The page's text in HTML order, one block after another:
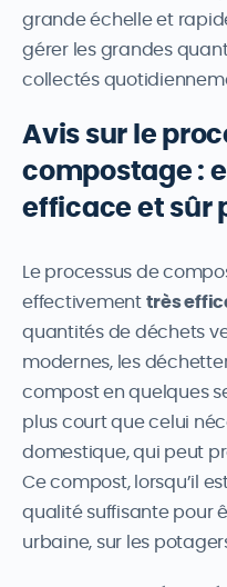
grande échelle et
gérer les grandes
collectés
Avis sur le
compostage :
efficace et sûr
Le processus de
effectivement très
quantités de déchets
modernes, les
compost en quelques
plus court que celui
domestique, qui peut
Ce compost, lorsqu’il
qualité suffisante pour
urbaine, sur les